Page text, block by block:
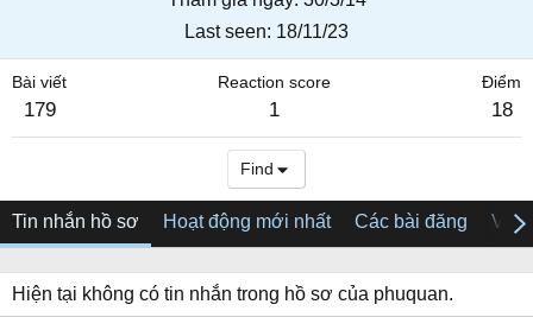
Last seen 18/11/23
Bài viết
179
Reaction score
1
Điểm
18
Find
Tin nhắn hồ sơ Hoạt động mới nhất Các bài đăng Về
Hiện tại không có tin nhắn trong hồ sơ của phuquan.